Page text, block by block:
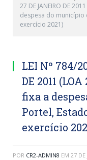
27 DE JANEIRO DE
despesa do município
exercício 2021)
LEI Nº 784/
DE 2011
fixa a
Portel,
exercício
POR CR2-ADMIN8 EM 27 DE